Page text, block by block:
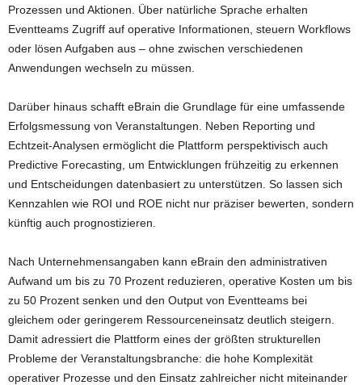
Prozessen und Aktionen. Über natürliche Sprache erhalten
Eventteams Zugriff auf operative Informationen, steuern Workflows
oder lösen Aufgaben aus – ohne zwischen verschiedenen
Anwendungen wechseln zu müssen.
Darüber hinaus schafft eBrain die Grundlage für eine umfassende
Erfolgsmessung von Veranstaltungen. Neben Reporting und
Echtzeit-Analysen ermöglicht die Plattform perspektivisch auch
Predictive Forecasting, um Entwicklungen frühzeitig zu erkennen
und Entscheidungen datenbasiert zu unterstützen. So lassen sich
Kennzahlen wie ROI und ROE nicht nur präziser bewerten, sondern
künftig auch prognostizieren.
Nach Unternehmensangaben kann eBrain den administrativen
Aufwand um bis zu 70 Prozent reduzieren, operative Kosten um bis
zu 50 Prozent senken und den Output von Eventteams bei
gleichem oder geringerem Ressourceneinsatz deutlich steigern.
Damit adressiert die Plattform eines der größten strukturellen
Probleme der Veranstaltungsbranche: die hohe Komplexität
operativer Prozesse und den Einsatz zahlreicher nicht miteinander